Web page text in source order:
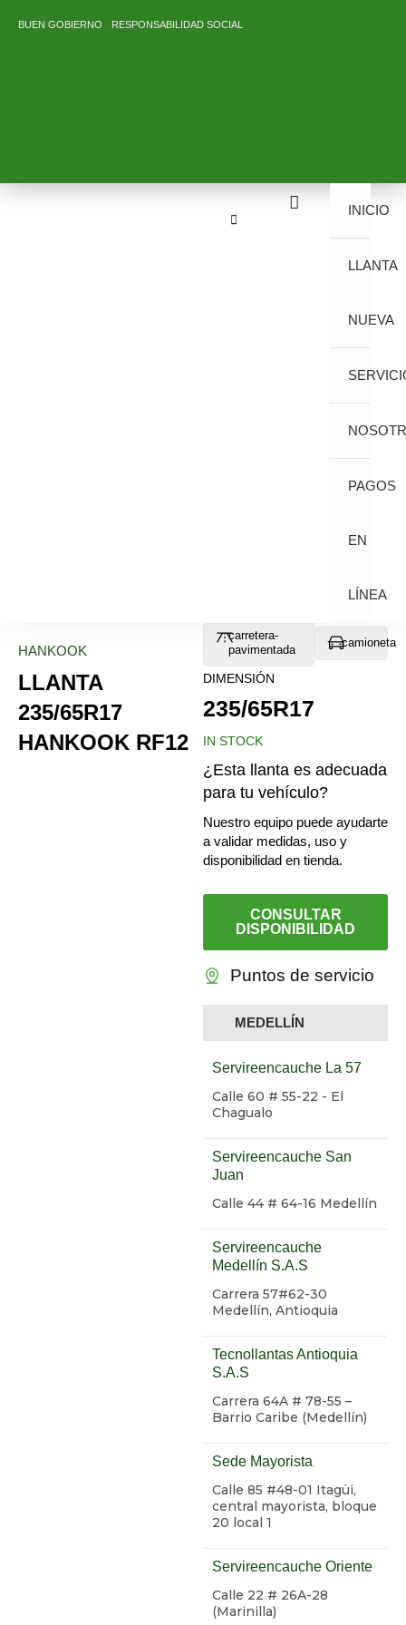
BUEN GOBIERNO RESPONSABILIDAD SOCIAL
INICIO
LLANTA
NUEVA
PAGOS
EN
LÍNEA
HANKOOK
LLANTA
235/65R17
HANKOOK RF12
carretera-
pavimentada
camioneta
DIMENSIÓN
235/65R17
IN STOCK
¿Esta llanta es adecuada
para tu vehículo?
Nuestro equipo puede ayudarte
a validar medidas, uso y
disponibilidad en tienda.
CONSULTAR
DISPONIBILIDAD
Puntos de servicio
MEDELLÍN
Servireencauche La 57
Calle 60 # 55-22 - El
Chagualo
Servireencauche San
Juan
Calle 44 # 64-16 Medellín
Servireencauche
Medellín S.A.S
Carrera 57#62-30
Medellín, Antioquia
Tecnollantas Antioquia
S.A.S
Carrera 64A # 78-55 –
Barrio Caribe (Medellín)
Sede Mayorista
Calle 85 #48-01 Itagüi,
central mayorista, bloque
20 local 1
Servireencauche Oriente
Calle 22 # 26A-28
(Marinilla)